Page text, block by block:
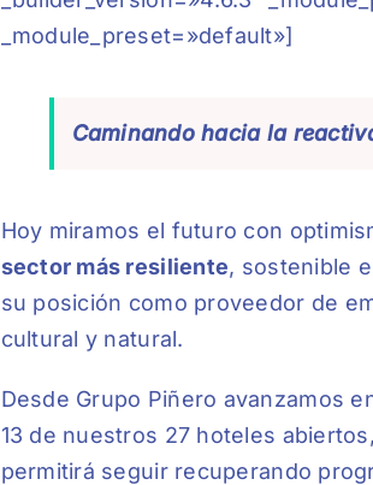
_module_preset=»default»]
Caminando hacia la
Hoy miramos el futuro con
sector más resiliente, sostenible
su posición como proveedor de
cultural y natural.
Desde Grupo Piñero avanzamos
13 de nuestros 27 hoteles
permitirá seguir recuperando